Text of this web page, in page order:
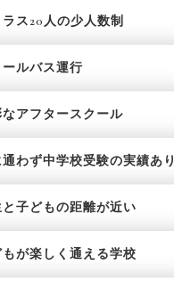
ラス20人の少人数制
ールバス運行
なアフタースクール
わず中学校受験の実績あり
と子どもの距離が近い
もが楽しく通える学校